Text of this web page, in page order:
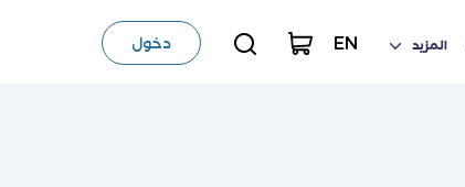
المزيد EN دخول